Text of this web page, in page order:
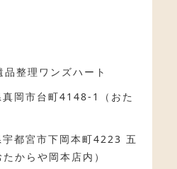
整理ワンズハート
岡市台町4148-1（おた
都宮市下岡本町4223 五
からや岡本店内）